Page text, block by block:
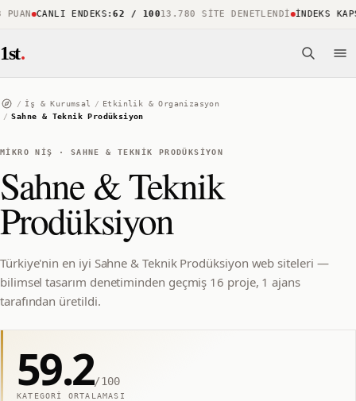
CANLI ENDEKS:62 / 10013.780 SITE DENETLENDI İNDEKS
1st.
/ İş & Kurumsal / Etkinlik & Organizasyon
/ Sahne & Teknik Prodüksiyon
MIKRO NIŞ · SAHNE & TEKNIK PRODÜKSIYON
Sahne & Teknik
Prodüksiyon
Türkiye'nin en iyi Sahne & Teknik Prodüksiyon web siteleri —
bilimsel tasarım denetiminden geçmiş 16 proje, 1 ajans
tarafından üretildi.
59.2/100
KATEGORI ORTALAMASI